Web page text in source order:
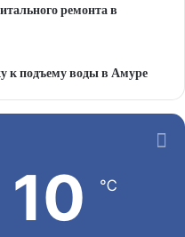
ремонта в
к подъему воды в Амуре
10 ℃